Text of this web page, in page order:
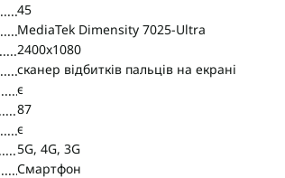
45
MediaTek Dimensity 7025-Ultra
2400x1080
сканер відбитків пальців на екрані
є
87
є
5G, 4G, 3G
Смартфон